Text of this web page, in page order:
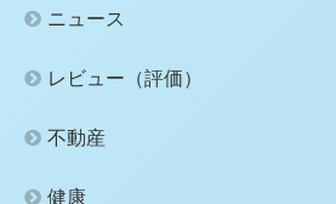
ニュース
レビュー（評価）
不動産
健康